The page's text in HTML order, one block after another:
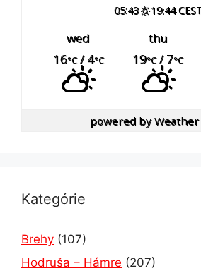
05:43 19:44
wed thu
16°C/ 4°C 19°C/ 7°C
powered by
Kategórie
Brehy (107)
Hodruša – Hámre (207)